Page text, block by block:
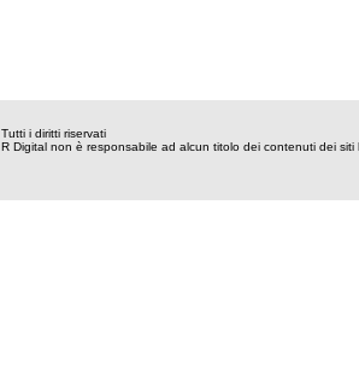
Tutti i diritti riservati
R Digital non è responsabile ad alcun titolo dei contenuti dei siti